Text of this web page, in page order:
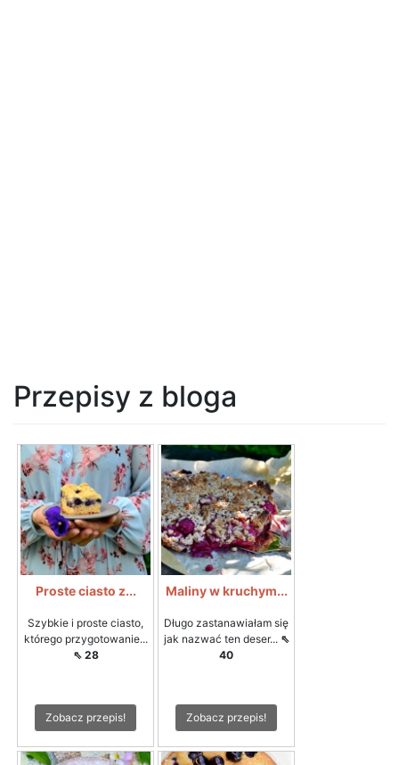
Przepisy z bloga
Proste ciasto z...
Szybkie i proste ciasto,
którego przygotowanie...
⇖ 28
Zobacz przepis!
Maliny w kruchym...
Długo zastanawiałam się
jak nazwać ten deser... ⇖
40
Zobacz przepis!